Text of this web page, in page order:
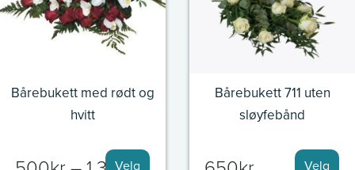
Bårebukett med rødt og
hvitt
Velg
Bårebukett 711 uten
sløyfebånd
Velg